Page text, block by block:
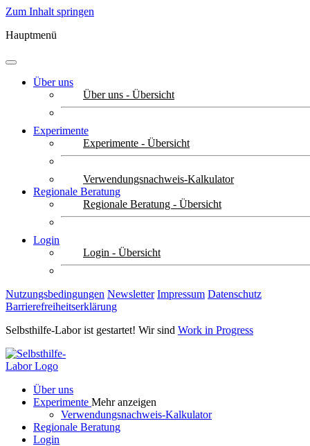
Zum Inhalt springen
Hauptmenü
Über uns
Über uns - Übersicht
Experimente
Experimente - Übersicht
Verwendungsnachweis-Kalkulator
Regionale Beratung
Regionale Beratung - Übersicht
Login
Login - Übersicht
Nutzungsbedingungen Newsletter Impressum Datenschutz
Barrierefreiheitserklärung
Selbsthilfe-Labor ist gestartet! Wir sind Work in Progress
Über uns
Experimente Mehr anzeigen
Verwendungsnachweis-Kalkulator
Regionale Beratung
Login